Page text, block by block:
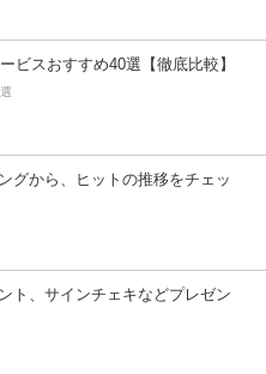
ビスおすすめ40選【徹底比較】
グから、ヒットの推移をチェッ
ト、サインチェキなどプレゼン